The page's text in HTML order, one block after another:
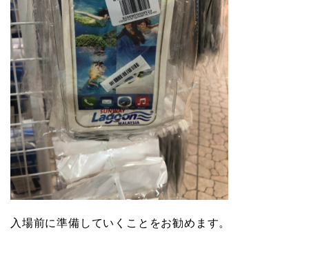
入場前に準備していくことをお勧めます。